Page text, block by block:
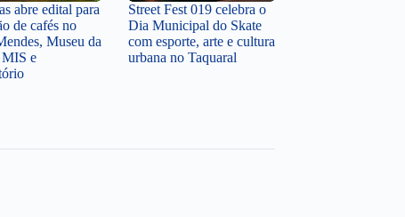
abre edital para
de cafés no
Museu da
e
Street Fest 019 celebra o
Dia Municipal do Skate
com esporte, arte e cultura
urbana no Taquaral